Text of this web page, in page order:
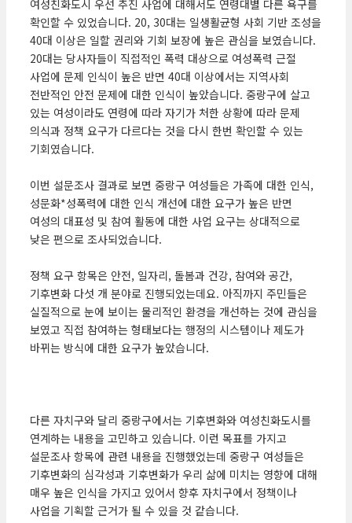
여성친화도시 우선 추진 사업에 대해서도 연령대별 다른 욕구를
확인할 수 있었습니다. 20, 30대는 일생활균형 사회 기반 조성을
40대 이상은 일할 권리와 기회 보장에 높은 관심을 보였습니다.
20대는 당사자들이 직접적인 폭력 대상으로 여성폭력 근절
사업에 문제 인식이 높은 반면 40대 이상에서는 지역사회
전반적인 안전 문제에 대한 인식이 높았습니다. 중랑구에 살고
있는 여성이라도 연령에 따라 자기가 처한 상황에 따라 문제
의식과 정책 요구가 다르다는 것을 다시 한번 확인할 수 있는
기회였습니다.
이번 설문조사 결과로 보면 중랑구 여성들은 가족에 대한 인식,
성문화*성폭력에 대한 인식 개선에 대한 요구가 높은 반면
여성의 대표성 및 참여 활동에 대한 사업 요구는 상대적으로
낮은 편으로 조사되었습니다.
정책 요구 항목은 안전, 일자리, 돌봄과 건강, 참여와 공간,
기후변화 다섯 개 분야로 진행되었는데요. 아직까지 주민들은
실질적으로 눈에 보이는 물리적인 환경을 개선하는 것에 관심을
보였고 직접 참여하는 형태보다는 행정의 시스템이나 제도가
바뀌는 방식에 대한 요구가 높았습니다.
다른 자치구와 달리 중랑구에서는 기후변화와 여성친화도시를
연계하는 내용을 고민하고 있습니다. 이런 목표를 가지고
설문조사 항목에 관련 내용을 진행했었는데 중랑구 여성들은
기후변화의 심각성과 기후변화가 우리 삶에 미치는 영향에 대해
매우 높은 인식을 가지고 있어서 향후 자치구에서 정책이나
사업을 기획할 근거가 될 수 있을 것 같습니다.